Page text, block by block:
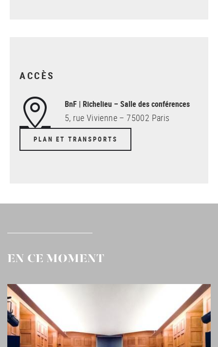
ACCÈS
BnF | Richelieu – Salle des conférences
5, rue Vivienne – 75002 Paris
PLAN ET TRANSPORTS
EN CE MOMENT